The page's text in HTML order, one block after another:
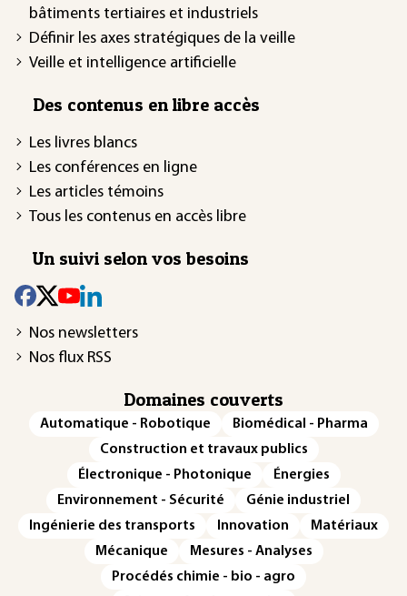
bâtiments tertiaires et industriels
Définir les axes stratégiques de la veille
Veille et intelligence artificielle
Des contenus en libre accès
Les livres blancs
Les conférences en ligne
Les articles témoins
Tous les contenus en accès libre
Un suivi selon vos besoins
Nos newsletters
Nos flux RSS
Domaines couverts
Automatique - Robotique
Biomédical - Pharma
Construction et travaux publics
Électronique - Photonique
Énergies
Environnement - Sécurité
Génie industriel
Ingénierie des transports
Innovation
Matériaux
Mécanique
Mesures - Analyses
Procédés chimie - bio - agro